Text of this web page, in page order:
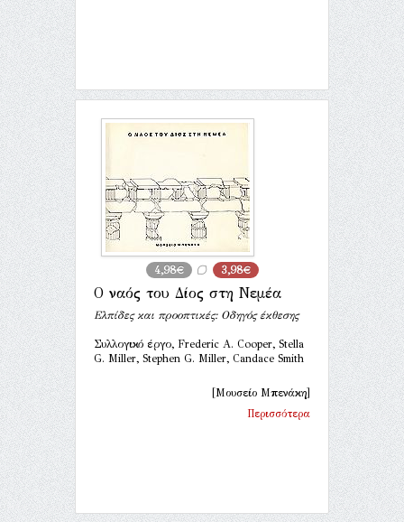
4,98€ 3,98€
Ο ναός του Δίος στη Νεμέα
Ελπίδες και προοπτικές: Οδηγός έκθεσης
Συλλογικό έργο, Frederic A. Cooper, Stella
G. Miller, Stephen G. Miller, Candace Smith
[Μουσείο Μπενάκη]
Περισσότερα